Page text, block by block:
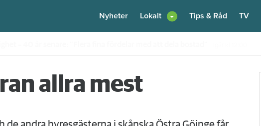
Nyheter Lokalt Tips & Råd TV
allra mest